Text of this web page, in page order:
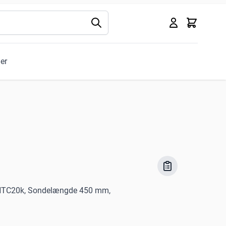
Kurv
Sondelængde 450 mm,